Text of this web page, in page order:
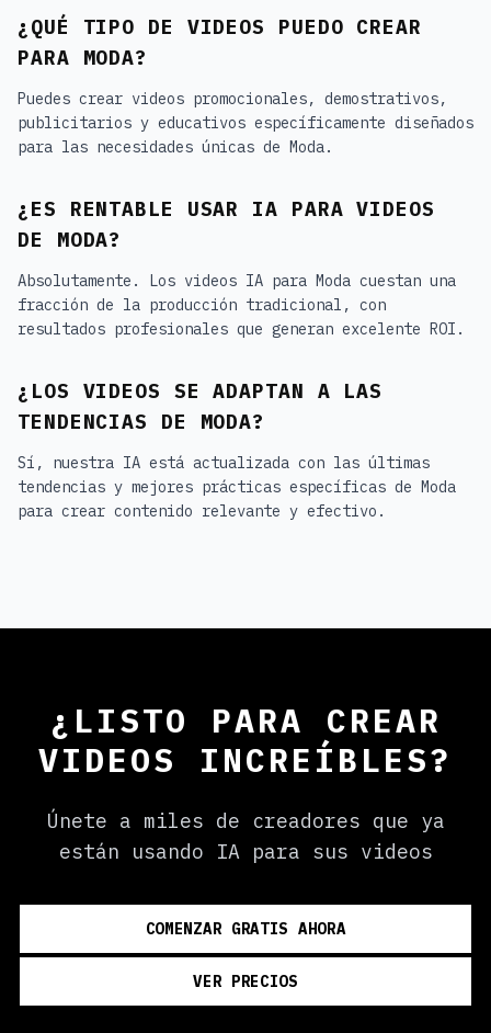
¿QUÉ TIPO DE VIDEOS PUEDO CREAR
PARA MODA?
Puedes crear videos promocionales, demostrativos,
publicitarios y educativos específicamente diseñados
para las necesidades únicas de Moda.
¿ES RENTABLE USAR IA PARA VIDEOS
DE MODA?
Absolutamente. Los videos IA para Moda cuestan una
fracción de la producción tradicional, con
resultados profesionales que generan excelente ROI.
¿LOS VIDEOS SE ADAPTAN A LAS
TENDENCIAS DE MODA?
Sí, nuestra IA está actualizada con las últimas
tendencias y mejores prácticas específicas de Moda
para crear contenido relevante y efectivo.
¿LISTO PARA CREAR
VIDEOS INCREÍBLES?
Únete a miles de creadores que ya
están usando IA para sus videos
COMENZAR GRATIS AHORA
VER PRECIOS